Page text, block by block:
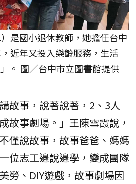
是國小退休教師，她擔任台中
近年又投入樂齡服務，生活
。 圖／台中市立圖書館提供
故事，說著說著，2、3人
故事劇場。」王陳雪霞說，
僅說故事，故事爸爸、媽媽
位志工邊說邊學，變成團隊
勞、DIY遊戲，故事劇場因